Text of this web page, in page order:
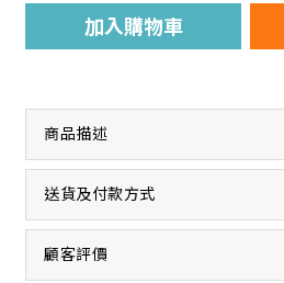
加入購物車
商品描述
送貨及付款方式
顧客評價